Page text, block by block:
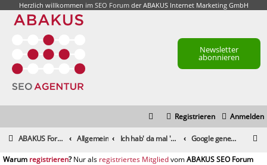
Herzlich willkommen im SEO Forumder ABAKUS Internet Marketing GmbH
Newsletter
abonnieren
Anmelden
Registrieren
ABAKUS Foren-Übersicht Allgemein Ich hab' da mal 'ne Frage Google generierter TITLE Zusatz verwirrt User
registrieren registriertes Mitglied